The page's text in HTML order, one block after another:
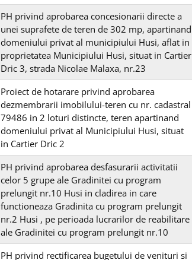
PH privind aprobarea concesionarii directe a
unei suprafete de teren de 302 mp, apartinand
domeniului privat al municipiului Husi, aflat in
proprietatea Municipiului Husi, situat in Cartier
Dric 3, strada Nicolae Malaxa, nr.23
Proiect de hotarare privind aprobarea
dezmembrarii imobilului-teren cu nr. cadastral
79486 in 2 loturi distincte, teren apartinand
domeniului privat al Municipiului Husi, situat
in Cartier Dric 2
PH privind aprobarea desfasurarii activitatii
celor 5 grupe ale Gradinitei cu program
prelungit nr.10 Husi in cladirea in care
functioneaza Gradinita cu program prelungit
nr.2 Husi , pe perioada lucrarilor de reabilitare
ale Gradinitei cu program prelungit nr.10
PH privind rectificarea bugetului de venituri si